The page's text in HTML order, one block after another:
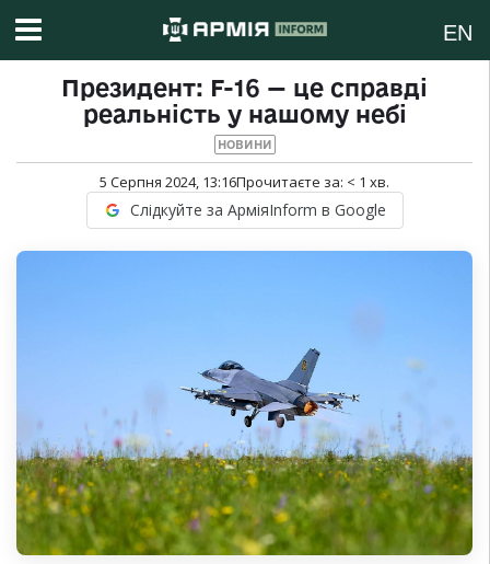
EN
Президент: F-16 — це справді
реальність у нашому небі
НОВИНИ
5 Серпня 2024, 13:16Прочитаєте за: < 1 хв.
Слідкуйте за АрміяInform в Google